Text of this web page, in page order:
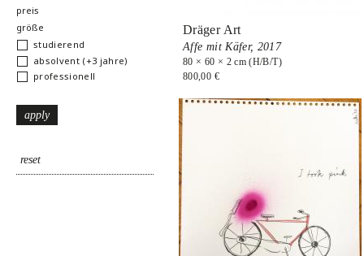
Dräger Art
Affe mit Käfer, 2017
80 × 60 × 2 cm (H/B/T)
800,00 €
show
preis
show
größe
studierend
absolvent (+3 jahre)
professionell